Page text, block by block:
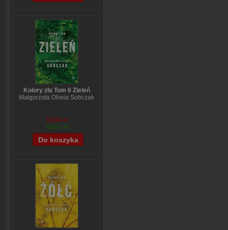
Kolory zła Tom 6 Zieleń
Małgorzata Oliwia Sobczak
59,84 zł
48,07 zł